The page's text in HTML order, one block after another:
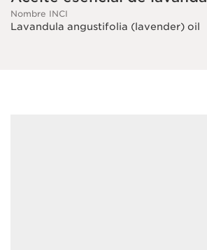
Nombre INCI
Lavandula angustifolia (lavender) oil